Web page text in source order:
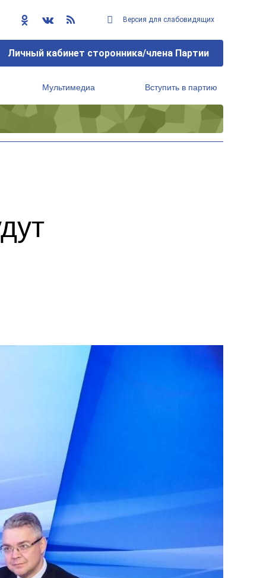
Версия для слабовидящих
Личный кабинет сторонника/члена Партии
Мультимедиа Вступить в партию